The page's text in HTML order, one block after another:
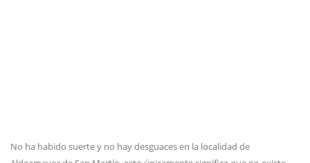
No ha habido suerte y no hay desguaces en la localidad de